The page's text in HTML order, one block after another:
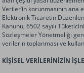
Veriler’in korunmasının ana
Elektronik Ticaretin
Kanunu, 6502 sayılı
Sözleşmeler Yönetmeliği
verilerin toplanması ve
KİŞİSEL VERİLERİNİZİN